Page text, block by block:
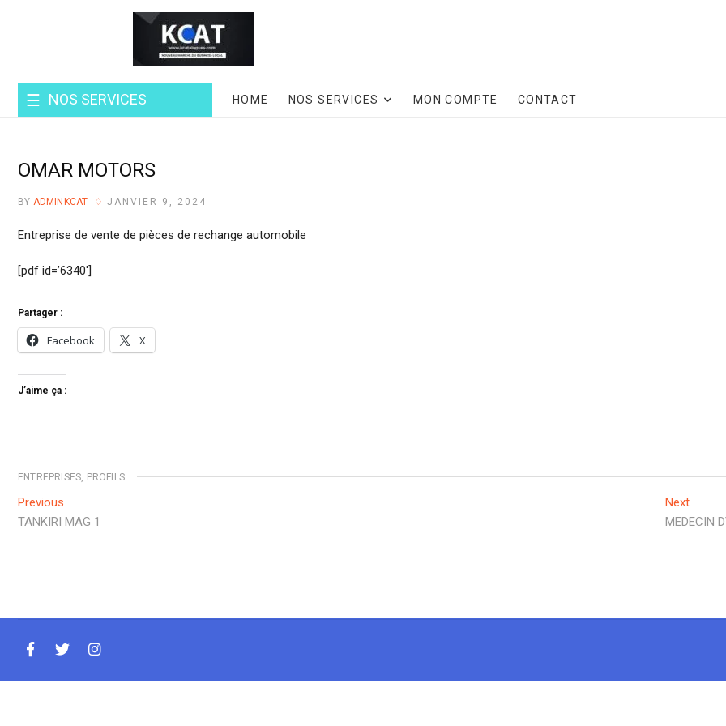
NOS SERVICES HOME NOS SERVICES MON COMPTE CONTACT
OMAR MOTORS
BY ADMINKCAT JANVIER 9, 2024
Entreprise de vente de pièces de rechange automobile
[pdf id=’6340′]
Partager :
Facebook X
J’aime ça :
ENTREPRISES PROFILS
Navigation
de
Previous
post:
TANKIRI MAG 1
NextNext
post:
MEDECIN
facebook
twitterinstagram